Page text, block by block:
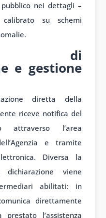
nei dettagli –
su schemi
di
e gestione
diretta della
riceve notifica del
attraverso l’area
e tramite
Diversa la
viene
abilitati: in
direttamente
l’assistenza